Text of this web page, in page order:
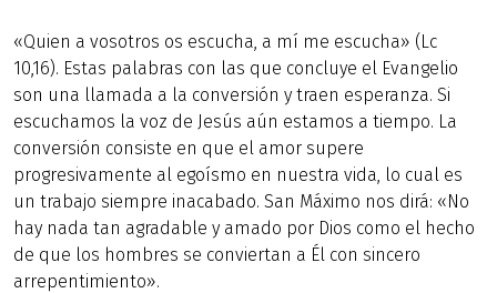
«Quien a vosotros os escucha, a mí me escucha» (Lc
10,16). Estas palabras con las que concluye el Evangelio
son una llamada a la conversión y traen esperanza. Si
escuchamos la voz de Jesús aún estamos a tiempo. La
conversión consiste en que el amor supere
progresivamente al egoísmo en nuestra vida, lo cual es
un trabajo siempre inacabado. San Máximo nos dirá: «No
hay nada tan agradable y amado por Dios como el hecho
de que los hombres se conviertan a Él con sincero
arrepentimiento».